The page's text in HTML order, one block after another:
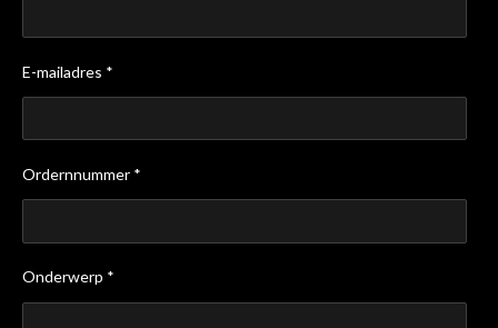
E-mailadres *
Ordernnummer *
Onderwerp *